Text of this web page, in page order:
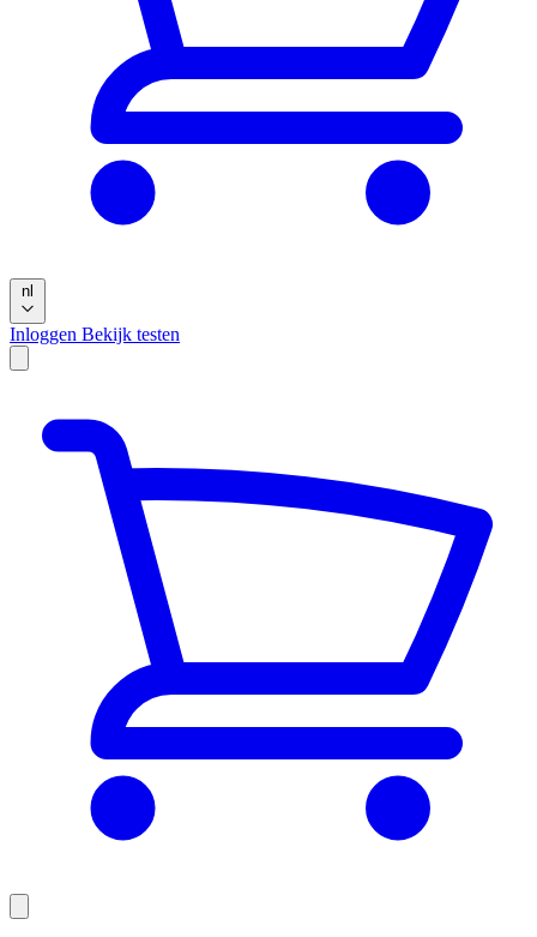
nl
Inloggen Bekijk testen